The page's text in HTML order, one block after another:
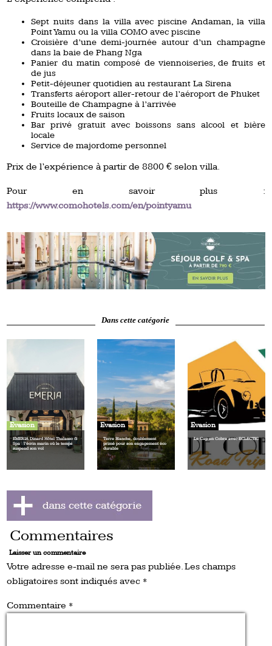
Sept nuits dans la villa avec piscine Andaman, la villa
Point Yamu ou la villa COMO avec piscine
Croisière d’une demi-journée autour d’un champagne
dans la baie de Phang Nga
Panier du matin composé de viennoiseries, de fruits et
de jus
Petit-déjeuner quotidien au restaurant La Sirena
Transferts aéroport aller-retour de l’aéroport de Phuket
Bouteille de Champagne à l’arrivée
Fruits locaux de saison
Bar privé gratuit avec boissons sans alcool et bière
locale
Service de majordome personnel
Prix de l’expérience à partir de 8800 € selon villa.
Pour en savoir plus :
https://www.comohotels.com/en/pointyamu
Dans cette catégorie
Evasion
EMERIA Dinard Hôtel Thalasso &
Spa : l’écrin marin où le temps
suspend son vol
Evasion
Terre Blanche, doublement
primé pour son engagement éco
durable
Evasion
Le Cap en Cobra avec ECLECTIC
Commentaires
Laisser un commentaire
Votre adresse e-mail ne sera pas publiée.Les champs
obligatoires sont indiqués avec *
Commentaire *